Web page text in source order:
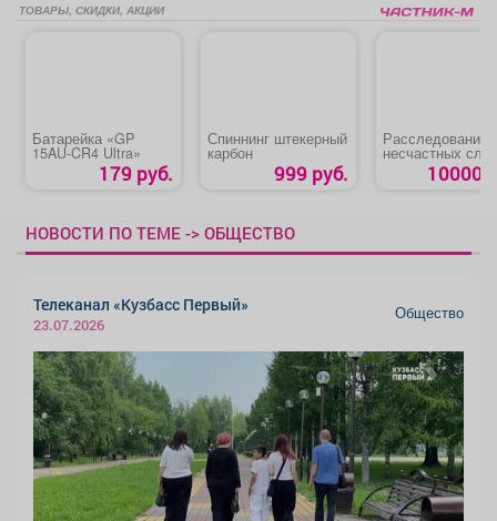
ТОВАРЫ, СКИДКИ, АКЦИИ
Батарейка «GP
15AU-CR4 Ultra»
179 руб.
Спиннинг штекерный
карбон
999 руб.
Расследование
несчастных
10000
НОВОСТИ ПО ТЕМЕ -> ОБЩЕСТВО
Телеканал «Кузбасс Первый»
23.07.2026
Общество